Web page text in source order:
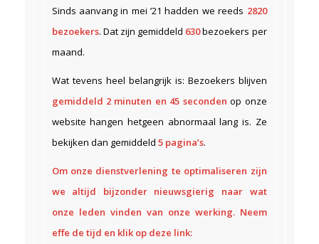
Sinds aanvang in mei ’21 hadden we reeds 2820
bezoekers. Dat zijn gemiddeld 630bezoekers per
maand.
Wat tevens heel belangrijk is: Bezoekers blijven
gemiddeld 2 minuten en 45 secondenop onze
website hangen hetgeen abnormaal lang is. Ze
bekijken dan gemiddeld 5 pagina’s.
Om onze dienstverlening te optimaliseren zijn
we altijd bijzonder nieuwsgierig naar wat
onze leden vinden van onze werking. Neem
effe de tijd en klik op deze link: